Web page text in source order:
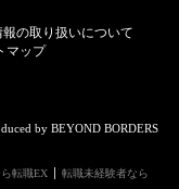
報の取り扱いについて
マップ
by BEYOND BORDERS
転職EX 転職未経験者なら